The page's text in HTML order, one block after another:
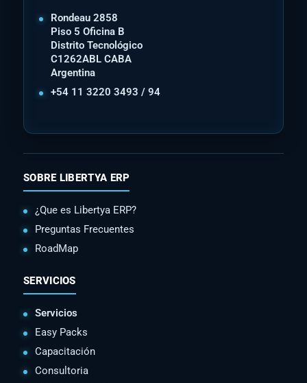
Rondeau 2858
Piso 5 Oficina B
Distrito Tecnológico
C1262ABL CABA
Argentina
+54 11 3220 3493 / 94
SOBRE LIBERTYA ERP
¿Que es Libertya ERP?
Preguntas Frecuentes
RoadMap
SERVICIOS
Servicios
Easy Packs
Capacitación
Consultoria